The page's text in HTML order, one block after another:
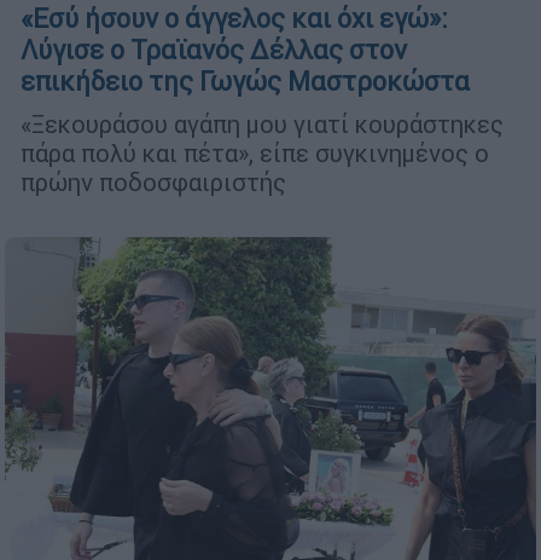
«Εσύ ήσουν ο άγγελος και όχι εγώ»:
Λύγισε ο Τραϊανός Δέλλας στον
επικήδειο της Γωγώς Μαστροκώστα
«Ξεκουράσου αγάπη μου γιατί κουράστηκες
πάρα πολύ και πέτα», είπε συγκινημένος ο
πρώην ποδοσφαιριστής